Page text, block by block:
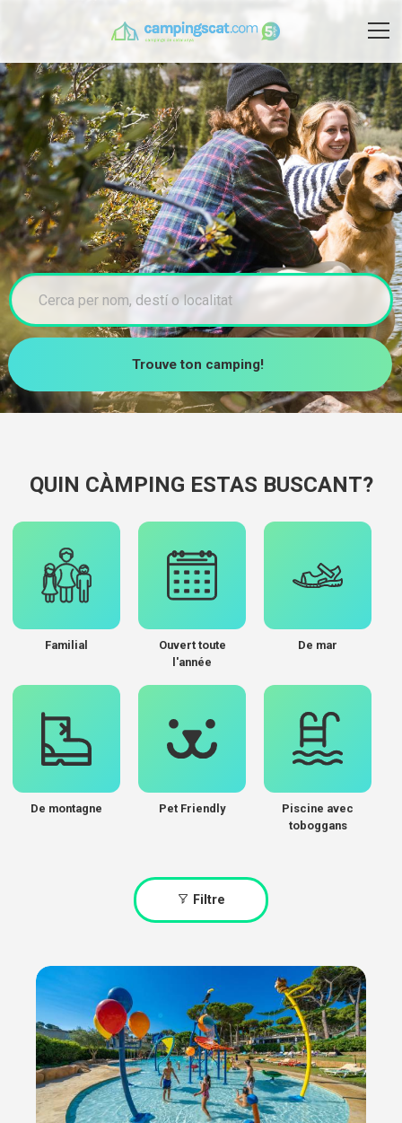
Trouve ton camping!
QUIN CÀMPING ESTAS BUSCANT?
Familial
Ouvert toute
l'année
De mar
De montagne Pet Friendly
Piscine avec
toboggans
Filtre